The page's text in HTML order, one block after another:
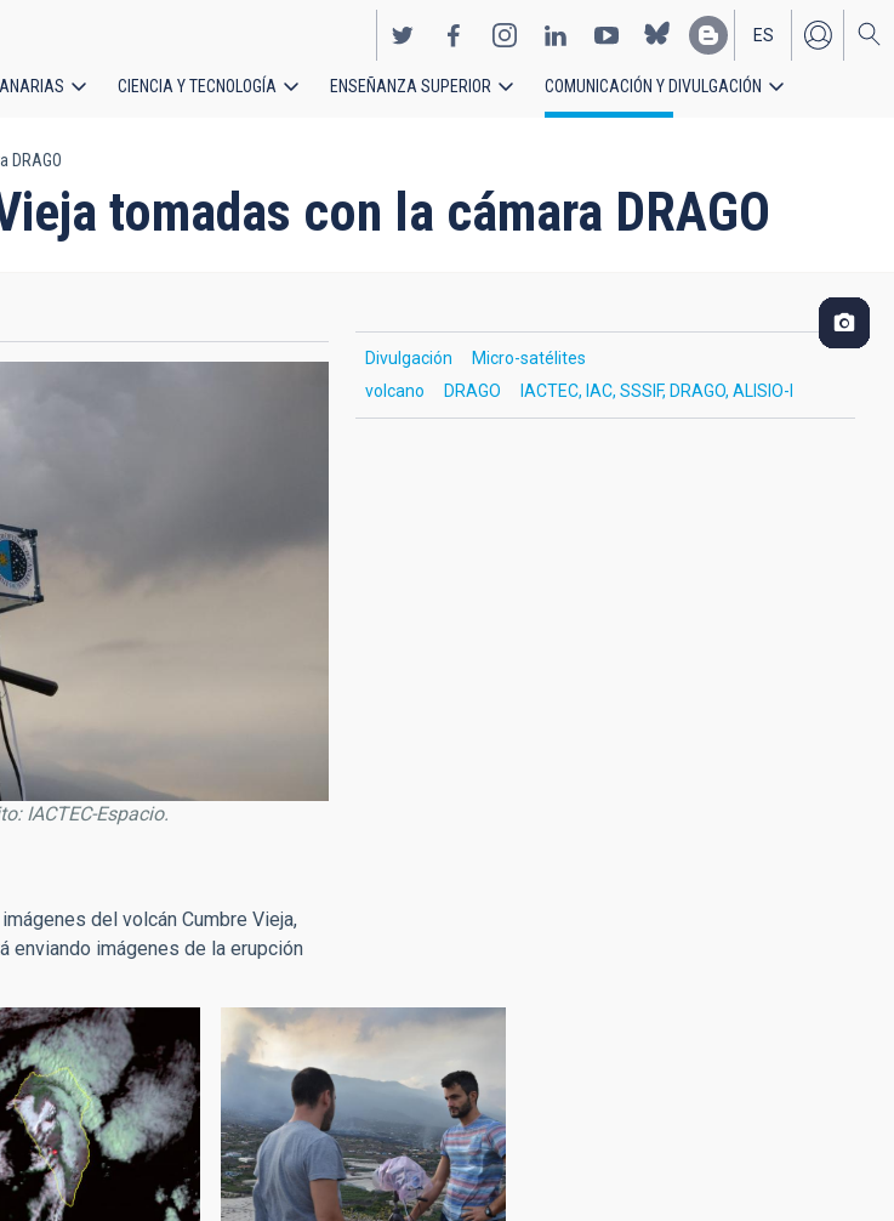
EN
ES
CIENCIA Y TECNOLOGÍA ENSEÑANZA SUPERIOR COMUNICACIÓN Y DIVULGACIÓN
DRAGO
tomadas con la cámara DRAGO
IACTEC-Espacio.
del volcán Cumbre Vieja,
enviando imágenes de la erupción
Divulgación
Micro-satélites
volcano
DRAGO IACTEC, IAC, SSSIF, DRAGO, ALISIO-I